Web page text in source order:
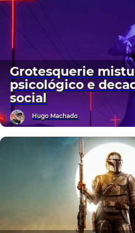
Grotesquerie
psicológico e
social
Hugo Machado